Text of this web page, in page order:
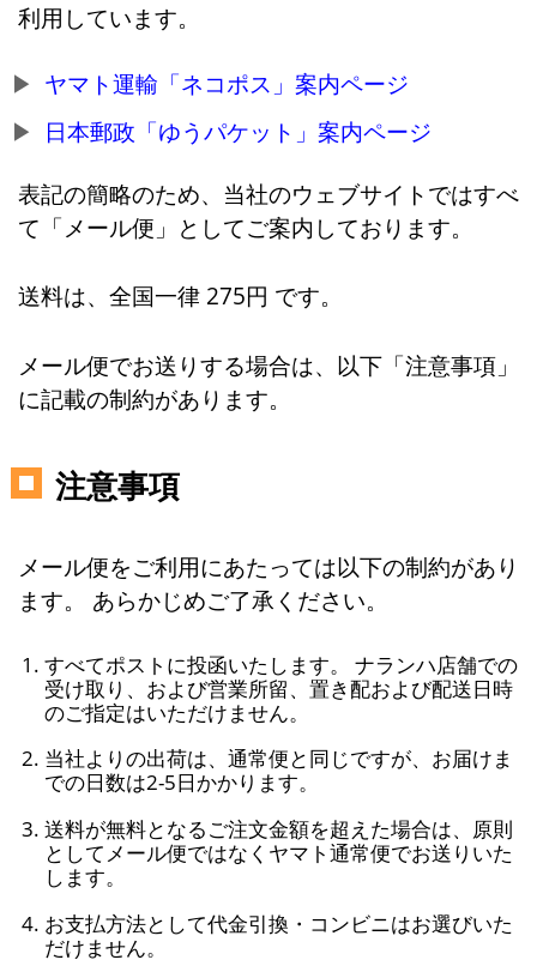
利用しています。
ヤマト運輸「ネコポス」案内ページ
日本郵政「ゆうパケット」案内ページ
表記の簡略のため、当社のウェブサイトではすべ
て「メール便」としてご案内しております。
送料は、全国一律 275円 です。
メール便でお送りする場合は、以下「注意事項」
に記載の制約があります。
注意事項
メール便をご利用にあたっては以下の制約があり
ます。 あらかじめご了承ください。
すべてポストに投函いたします。 ナランハ店舗での
受け取り、および営業所留、置き配および配送日時
のご指定はいただけません。
当社よりの出荷は、通常便と同じですが、お届けま
での日数は2-5日かかります。
送料が無料となるご注文金額を超えた場合は、原則
としてメール便ではなくヤマト通常便でお送りいた
します。
お支払方法として代金引換・コンビニはお選びいた
だけません。